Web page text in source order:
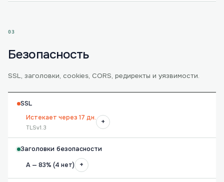
03
Безопасность
SSL, заголовки, cookies, CORS, редиректы и уязвимости.
SSL
Истекает через 17 дн.
TLSv1.3
+
Заголовки безопасности
A — 83% (4 нет)
+